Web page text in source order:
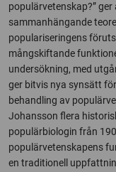
populärvetenskap?”
sammanhängande
populariseringens
mångskiftande
undersökning, med
ger bitvis nya synsätt
behandling av
Johansson flera
populärbiologin från
populärvetenskapens
en traditionell